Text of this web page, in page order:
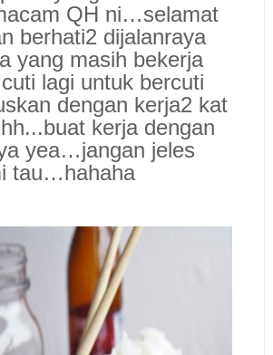
QH ni…selamat
berhati2 dijalanraya
yang masih bekerja
lagi untuk bercuti
dengan kerja2 kat
kerja dengan
yea…jangan jeles
tau…hahaha